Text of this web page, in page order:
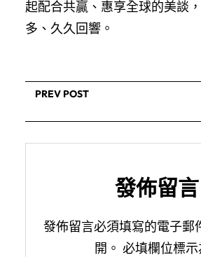
起配合共贏、惠享全球的美談
多、久久回響。
PREV POST
發佈留言
發佈留言必須填寫的電子郵
開。 必填欄位標示